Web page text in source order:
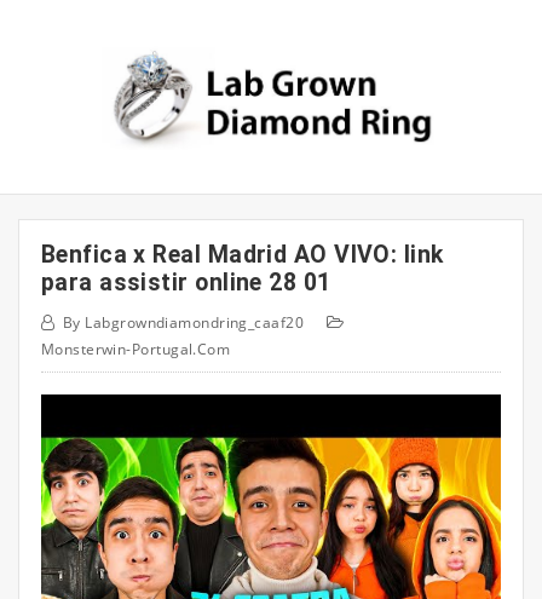
Benfica x Real Madrid AO VIVO: link
para assistir online 28 01
By Labgrowndiamondring_caaf20
Monsterwin-Portugal.com